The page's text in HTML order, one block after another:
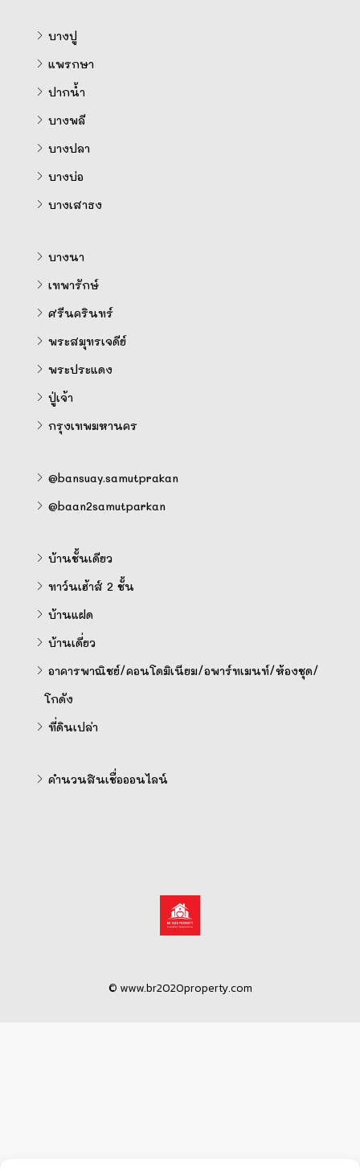
บางปู
แพรกษา
ปากน้ำ
บางพลี
บางปลา
บางบ่อ
บางเสาธง
บางนา
เทพารักษ์
ศรีนครินทร์
พระสมุทรเจดีย์
พระประแดง
ปู่เจ้า
กรุงเทพมหานคร
@bansuay.samutprakan
@baan2samutparkan
บ้านชั้นเดียว
ทาว์นเฮ้าส์ 2 ชั้น
บ้านแฝด
บ้านเดี่ยว
อาคารพาณิชย์/คอนโดมิเนียม/อพาร์ทเมนท์/ห้องชุด/
โกดัง
ที่ดินเปล่า
คำนวนสินเชื่อออนไลน์
© www.br2020property.com